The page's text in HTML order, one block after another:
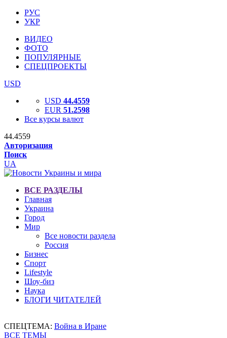
РУС
УКР
ВИДЕО
ФОТО
ПОПУЛЯРНЫЕ
СПЕЦПРОЕКТЫ
USD
USD 44.4559
EUR 51.2598
Все курсы валют
44.4559
Авторизация
Поиск
UA
ВСЕ РАЗДЕЛЫ
Главная
Украина
Город
Мир
Все новости раздела
Россия
Бизнес
Спорт
Lifestyle
Шоу-биз
Наука
БЛОГИ ЧИТАТЕЛЕЙ
СПЕЦТЕМА: Война в Иране
ВСЕ ТЕМЫ